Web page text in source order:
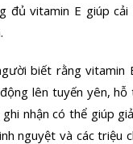
đủ vitamin E giúp
biết rằng vitamin
lên tuyến yên,
nhận có thể giúp
nguyệt và các triệu